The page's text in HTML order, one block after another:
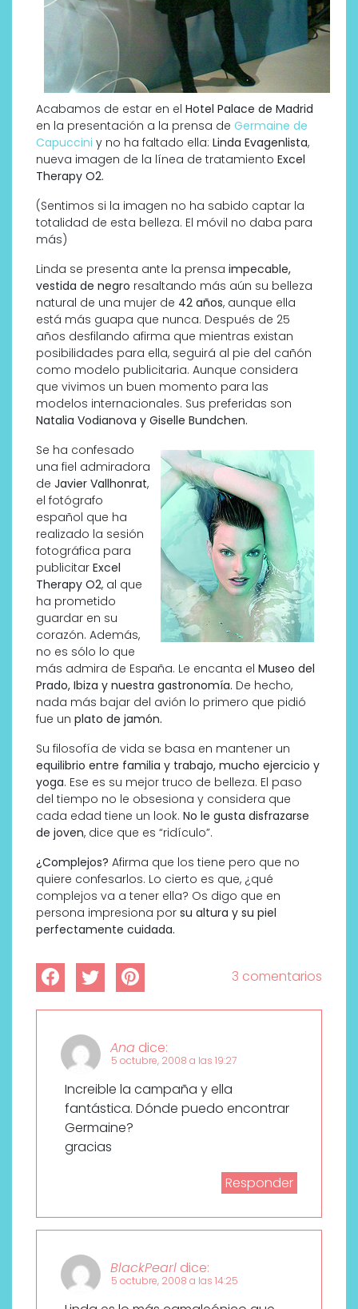
Acabamos de estar en el Hotel Palace de Madrid
en la presentación a la prensa de Germaine de
Capuccini y no ha faltado ella: Linda Evagenlista,
nueva imagen de la línea de tratamiento Excel
Therapy O2.
(Sentimos si la imagen no ha sabido captar la
totalidad de esta belleza. El móvil no daba para
más)
Linda se presenta ante la prensa impecable,
vestida de negro resaltando más aún su belleza
natural de una mujer de 42 años, aunque ella
está más guapa que nunca. Después de 25
años desfilando afirma que mientras existan
posibilidades para ella, seguirá al pie del cañón
como modelo publicitaria. Aunque considera
que vivimos un buen momento para las
modelos internacionales. Sus preferidas son
Natalia Vodianova y Giselle Bundchen.
Se ha confesado
una fiel admiradora
de Javier Vallhonrat,
el fotógrafo
español que ha
realizado la sesión
fotográfica para
publicitar Excel
Therapy O2, al que
ha prometido
guardar en su
corazón. Además,
no es sólo lo que
más admira de España. Le encanta el Museo del
Prado, Ibiza y nuestra gastronomía. De hecho,
nada más bajar del avión lo primero que pidió
fue un plato de jamón.
Su filosofía de vida se basa en mantener un
equilibrio entre familia y trabajo, mucho ejercicio y
yoga. Ese es su mejor truco de belleza. El paso
del tiempo no le obsesiona y considera que
cada edad tiene un look. No le gusta disfrazarse
de joven, dice que es “ridículo”.
¿Complejos? Afirma que los tiene pero que no
quiere confesarlos. Lo cierto es que, ¿qué
complejos va a tener ella? Os digo que en
persona impresiona por su altura y su piel
perfectamente cuidada.
3 comentarios
Ana dice:
5 octubre, 2008 a las 19:27
Increible la campaña y ella
fantástica. Dónde puedo encontrar
Germaine?
gracias
Responder
BlackPearl dice:
5 octubre, 2008 a las 14:25